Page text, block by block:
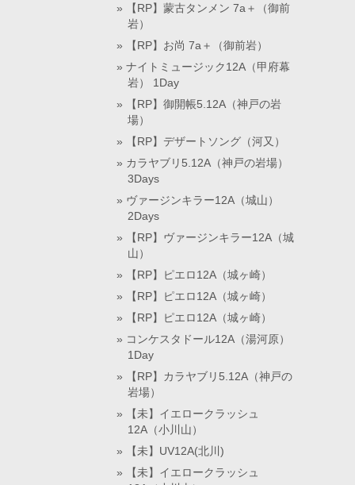
【RP】蒙古タンメン 7a＋（御前
岩）
【RP】お尚 7a＋（御前岩）
ナイトミュージック12A（甲府幕
岩） 1Day
【RP】御開帳5.12A（神戸の岩
場）
【RP】デザートソング（河又）
カラヤブリ5.12A（神戸の岩場）
3Days
ヴァージンキラー12A（城山）
2Days
【RP】ヴァージンキラー12A（城
山）
【RP】ピエロ12A（城ヶ崎）
【RP】ピエロ12A（城ヶ崎）
【RP】ピエロ12A（城ヶ崎）
コンケスタドール12A（湯河原）
1Day
【RP】カラヤブリ5.12A（神戸の
岩場）
【未】イエロークラッシュ
12A（小川山）
【未】UV12A(北川)
【未】イエロークラッシュ